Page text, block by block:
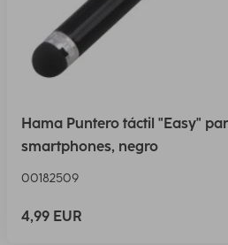
Hama Puntero táctil "Easy"
smartphones, negro
00182509
4,99 EUR